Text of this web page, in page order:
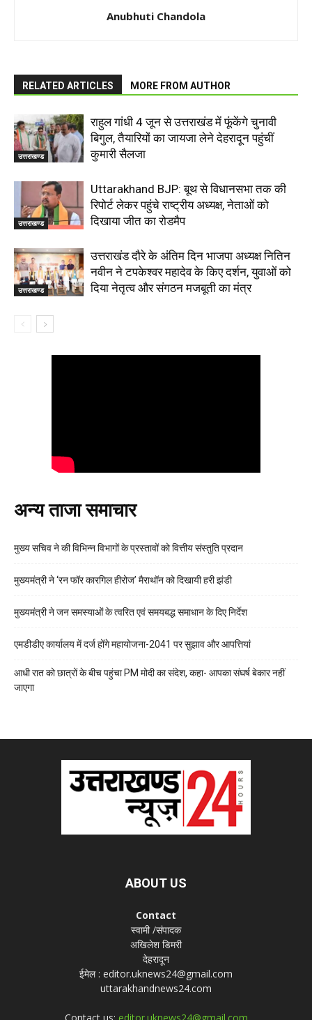
Anubhuti Chandola
RELATED ARTICLES MORE FROM AUTHOR
उत्तराखण्ड
राहुल गांधी 4 जून से उत्तराखंड में फूंकेंगे चुनावी
बिगुल, तैयारियों का जायजा लेने देहरादून पहुंचीं
कुमारी सैलजा
उत्तराखण्ड
Uttarakhand BJP: बूथ से विधानसभा तक की
रिपोर्ट लेकर पहुंचे राष्ट्रीय अध्यक्ष, नेताओं को
दिखाया जीत का रोडमैप
उत्तराखण्ड
उत्तराखंड दौरे के अंतिम दिन भाजपा अध्यक्ष नितिन
नवीन ने टपकेश्वर महादेव के किए दर्शन, युवाओं को
दिया नेतृत्व और संगठन मजबूती का मंत्र
अन्य ताजा समाचार
मुख्य सचिव ने की विभिन्न विभागों के प्रस्तावों को वित्तीय संस्तुति प्रदान
मुख्यमंत्री ने ‘रन फॉर कारगिल हीरोज’ मैराथॉन को दिखायी हरी झंडी
मुख्यमंत्री ने जन समस्याओं के त्वरित एवं समयबद्ध समाधान के दिए निर्देश
एमडीडीए कार्यालय में दर्ज होंगे महायोजना-2041 पर सुझाव और आपत्तियां
आधी रात को छात्रों के बीच पहुंचा PM मोदी का संदेश, कहा- आपका संघर्ष बेकार नहीं
जाएगा
ABOUT US
Contact
स्वामी /संपादक
अखिलेश डिमरी
देहरादून
ईमेल : editor.uknews24@gmail.com
uttarakhandnews24.com